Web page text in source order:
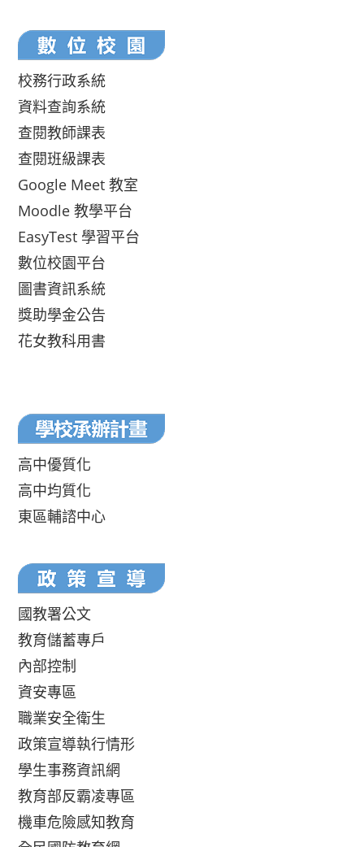
校務行政系統
資料查詢系統
查閱教師課表
查閱班級課表
Google Meet 教室
Moodle 教學平台
EasyTest 學習平台
數位校園平台
圖書資訊系統
獎助學金公告
花女教科用書
高中優質化
高中均質化
東區輔諮中心
國教署公文
教育儲蓄專戶
內部控制
資安專區
職業安全衛生
政策宣導執行情形
學生事務資訊網
教育部反霸凌專區
機車危險感知教育